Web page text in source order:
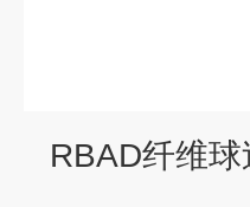
RBAD纤维